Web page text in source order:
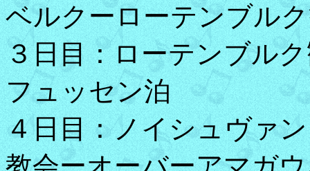
ベルクーローテンブル
３日目：ローテンブル
フュッセン泊
４日目：ノイシュヴァ